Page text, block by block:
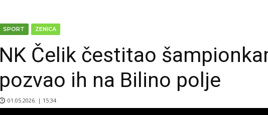
SPORT ZENICA
NK Čelik čestitao
pozvao ih na Bilino polje
01.05.2026. | 15:34